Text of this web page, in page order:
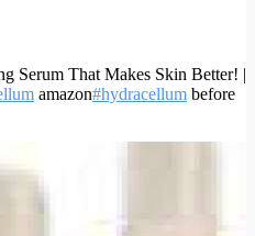
Serum That Makes Skin Better! |
amazon#hydracellum before